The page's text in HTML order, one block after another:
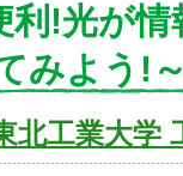
利!光が
みよう!～
北工業大学